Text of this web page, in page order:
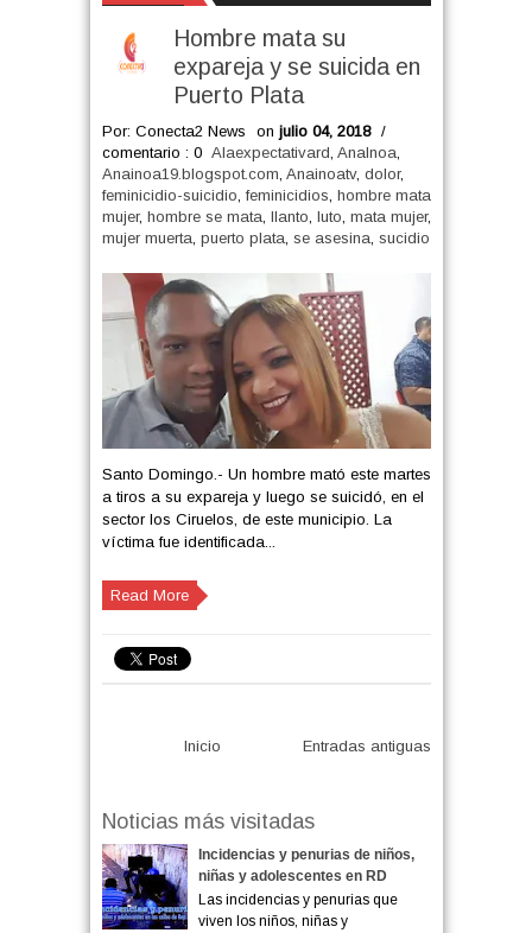
Hombre mata su
expareja y se suicida en
Puerto Plata
Por: Conecta2 News on julio 04, 2018
/
comentario : 0 Alaexpectativard, AnaInoa,
Anainoa19.blogspot.com, Anainoatv, dolor,
feminicidio-suicidio,feminicidios, hombre mata
mujer, hombre se mata, llanto, luto, mata mujer,
mujer muerta, puerto plata, se asesina, sucidio
Santo Domingo.- Un hombre mató este martes
a tiros a su expareja y luego se suicidó, en el
sector los Ciruelos, de este municipio. La
víctima fue identificada...
Read More
Entradas antiguas
Inicio
Noticias más visitadas
Incidencias y penurias de niños,
niñas y adolescentes en RD
Las incidencias y penurias que
viven los niños, niñas y